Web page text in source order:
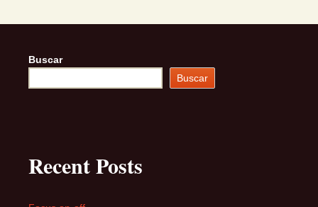
Buscar
Buscar
Recent Posts